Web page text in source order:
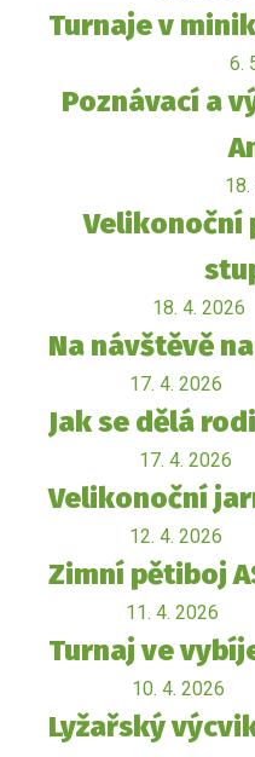
Turnaje v
6.
Poznávací a
Velikonoční
18. 4. 2026
Na návštěvě
17. 4. 2026
Jak se dělá
17. 4. 2026
Velikonoční
12. 4. 2026
Zimní pětiboj
11. 4. 2026
Turnaj ve
10. 4. 2026
Lyžařský